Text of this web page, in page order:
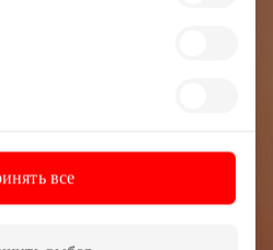
все
свежей информации от